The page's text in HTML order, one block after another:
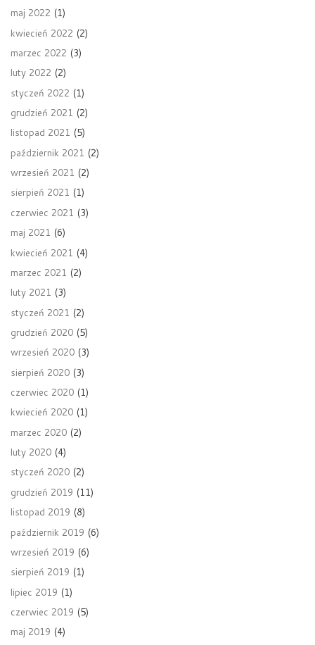
maj 2022 (1)
kwiecień 2022 (2)
marzec 2022 (3)
luty 2022 (2)
styczeń 2022 (1)
grudzień 2021 (2)
listopad 2021 (5)
październik 2021 (2)
wrzesień 2021 (2)
sierpień 2021 (1)
czerwiec 2021 (3)
maj 2021 (6)
kwiecień 2021 (4)
marzec 2021 (2)
luty 2021 (3)
styczeń 2021 (2)
grudzień 2020 (5)
wrzesień 2020 (3)
sierpień 2020 (3)
czerwiec 2020 (1)
kwiecień 2020 (1)
marzec 2020 (2)
luty 2020 (4)
styczeń 2020 (2)
grudzień 2019 (11)
listopad 2019 (8)
październik 2019 (6)
wrzesień 2019 (6)
sierpień 2019 (1)
lipiec 2019 (1)
czerwiec 2019 (5)
maj 2019 (4)